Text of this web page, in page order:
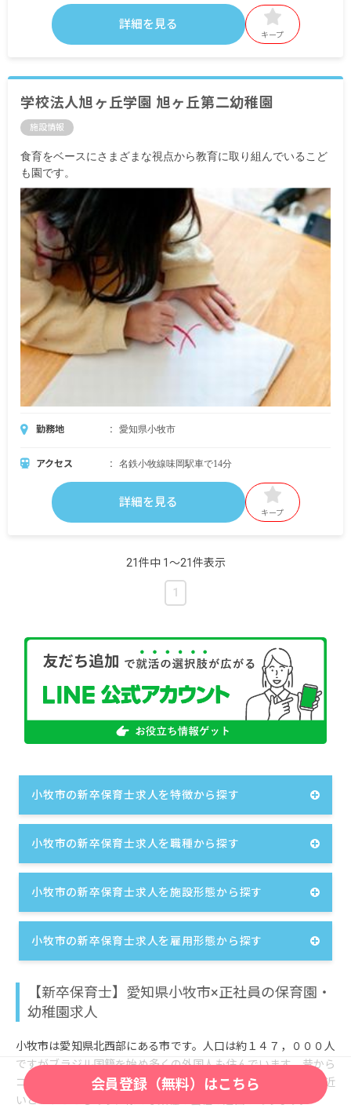
詳細を見る
キープ
学校法人旭ヶ丘学園 旭ヶ丘第二幼稚園
施設情報
食育をベースにさまざまな視点から教育に取り組んでいるこど
も園です。
勤務地 愛知県小牧市
アクセス 名鉄小牧線味岡駅車で14分
詳細を見る
キープ
21件中 1〜21件表示
1
小牧市の新卒保育士求人を特徴から探す
小牧市の新卒保育士求人を職種から探す
小牧市の新卒保育士求人を施設形態から探す
小牧市の新卒保育士求人を雇用形態から探す
【新卒保育士】愛知県小牧市×正社員の保育園・
幼稚園求人
小牧市は愛知県北西部にある市です。人口は約１４７，０００人
ですがブラジル国籍を始め多くの外国人も住んでいます。昔から
コメ作りをはじめとする農業が盛んでした。現在は名古屋市が近
いということもあり、様々な業種の会社の進出があります。
会員登録（無料）はこちら